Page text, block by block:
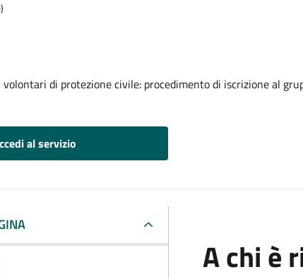
volontari di protezione civile: procedimento di iscrizione al
al servizio
A chi è